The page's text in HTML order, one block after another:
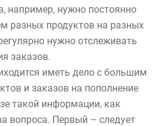
например, нужно постоянно
разных продуктов на разных
нужно отслеживать
заказов.
иметь дело с большим
и заказов на пополнение
такой информации, как
вопроса. Первый – следует